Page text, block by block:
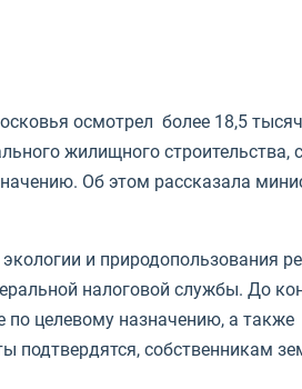
осмотрел более 18,5
жилищного строительства,
Об этом рассказала
и природопользования
налоговой службы. До
по целевому назначению, а
подтвердятся, собственникам